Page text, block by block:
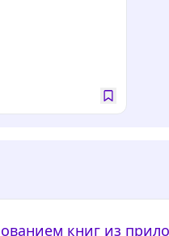
книг из